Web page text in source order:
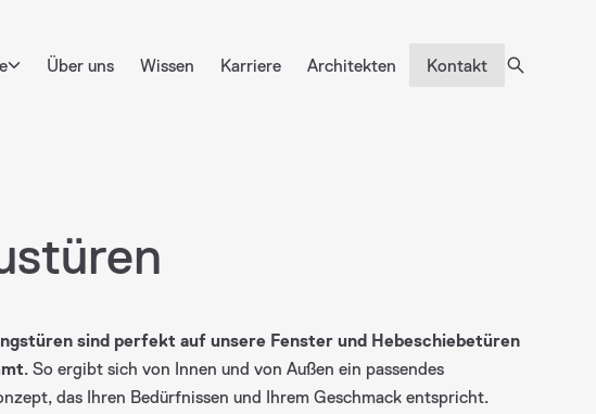
Über uns Wissen Karriere Architekten Kontakt
sind perfekt auf unsere Fenster und Hebeschiebetüren
. So ergibt sich von Innen und von Außen ein passendes
das Ihren Bedürfnissen und Ihrem Geschmack entspricht.